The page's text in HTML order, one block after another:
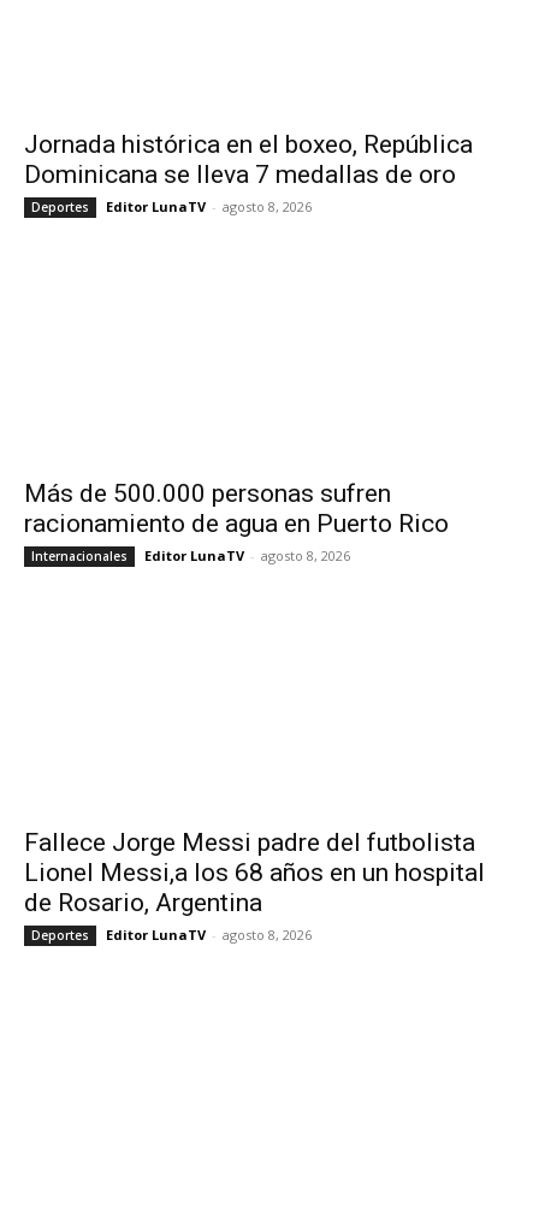
Jornada histórica en el boxeo, República
Dominicana se lleva 7 medallas de oro
Deportes Editor LunaTV - agosto 8, 2026
Más de 500.000 personas sufren
racionamiento de agua en Puerto Rico
Internacionales Editor LunaTV - agosto 8, 2026
Fallece Jorge Messi padre del futbolista
Lionel Messi,a los 68 años en un hospital
de Rosario, Argentina
Deportes Editor LunaTV - agosto 8, 2026